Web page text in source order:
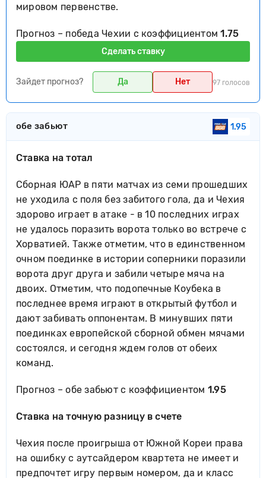
мировом первенстве.
Прогноз – победа Чехии с коэффициентом1.75
Сделать ставку
Зайдет прогноз? Да Нет 97 голосов
обе забьют 1.95
Ставка на тотал
Сборная ЮАР в пяти матчах из семи прошедших
не уходила с поля без забитого гола, да и Чехия
здорово играет в атаке - в 10 последних играх
не удалось поразить ворота только во встрече с
Хорватией. Также отметим, что в единственном
очном поединке в истории соперники поразили
ворота друг друга и забили четыре мяча на
двоих. Отметим, что подопечные Коубека в
последнее время играют в открытый футбол и
дают забивать оппонентам. В минувших пяти
поединках европейской сборной обмен мячами
состоялся, и сегодня ждем голов от обеих
команд.
Прогноз – обе забьют с коэффициентом 1.95
Ставка на точную разницу в счете
Чехия после проигрыша от Южной Кореи права
на ошибку с аутсайдером квартета не имеет и
предпочтет игру первым номером, да и класс